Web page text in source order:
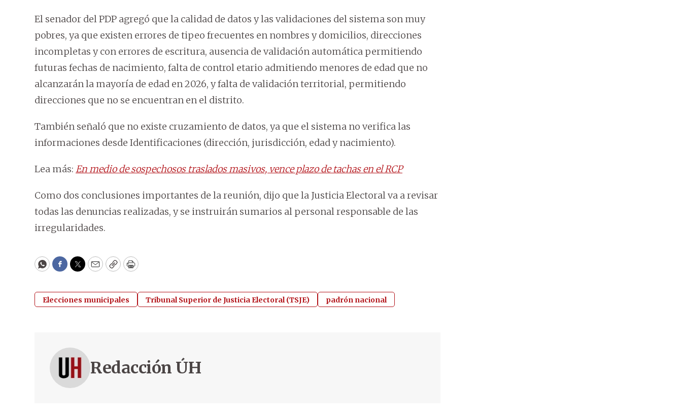
El senador del PDP agregó que la calidad de datos y las validaciones del sistema son muy
pobres, ya que existen errores de tipeo frecuentes en nombres y domicilios, direcciones
incompletas y con errores de escritura, ausencia de validación automática permitiendo
futuras fechas de nacimiento, falta de control etario admitiendo menores de edad que no
alcanzarán la mayoría de edad en 2026, y falta de validación territorial, permitiendo
direcciones que no se encuentran en el distrito.
También señaló que no existe cruzamiento de datos, ya que el sistema no verifica las
informaciones desde Identificaciones (dirección, jurisdicción, edad y nacimiento).
Lea más: En medio de sospechosos traslados masivos, vence plazo de tachas en el RCP
Como dos conclusiones importantes de la reunión, dijo que la Justicia Electoral va a revisar
todas las denuncias realizadas, y se instruirán sumarios al personal responsable de las
irregularidades.
WhatsApp
Facebook
Twitter
EmailCopyPrint
Elecciones municipales Tribunal Superior de Justicia Electoral (TSJE) padrón nacional
Redacción ÚH